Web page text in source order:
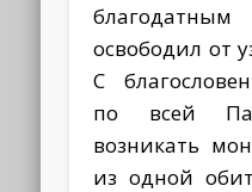
освободил от
С
по всей
возникать
из одной